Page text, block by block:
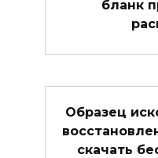
бланк
Образец
скачать